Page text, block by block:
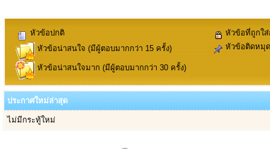
หัวข้อปกติ
หัวข้อน่าสนใจ (มีผู้ตอบมากกว่า 15 ครั้ง)
หัวข้อน่าสนใจมาก (มีผู้ตอบมากกว่า 30 ครั้ง)
หัวข้อที่ถูกใ
หัวข้อติดหมุด
ประกาศใหม่ล่าสุด
ไม่มีกระทู้ใหม่